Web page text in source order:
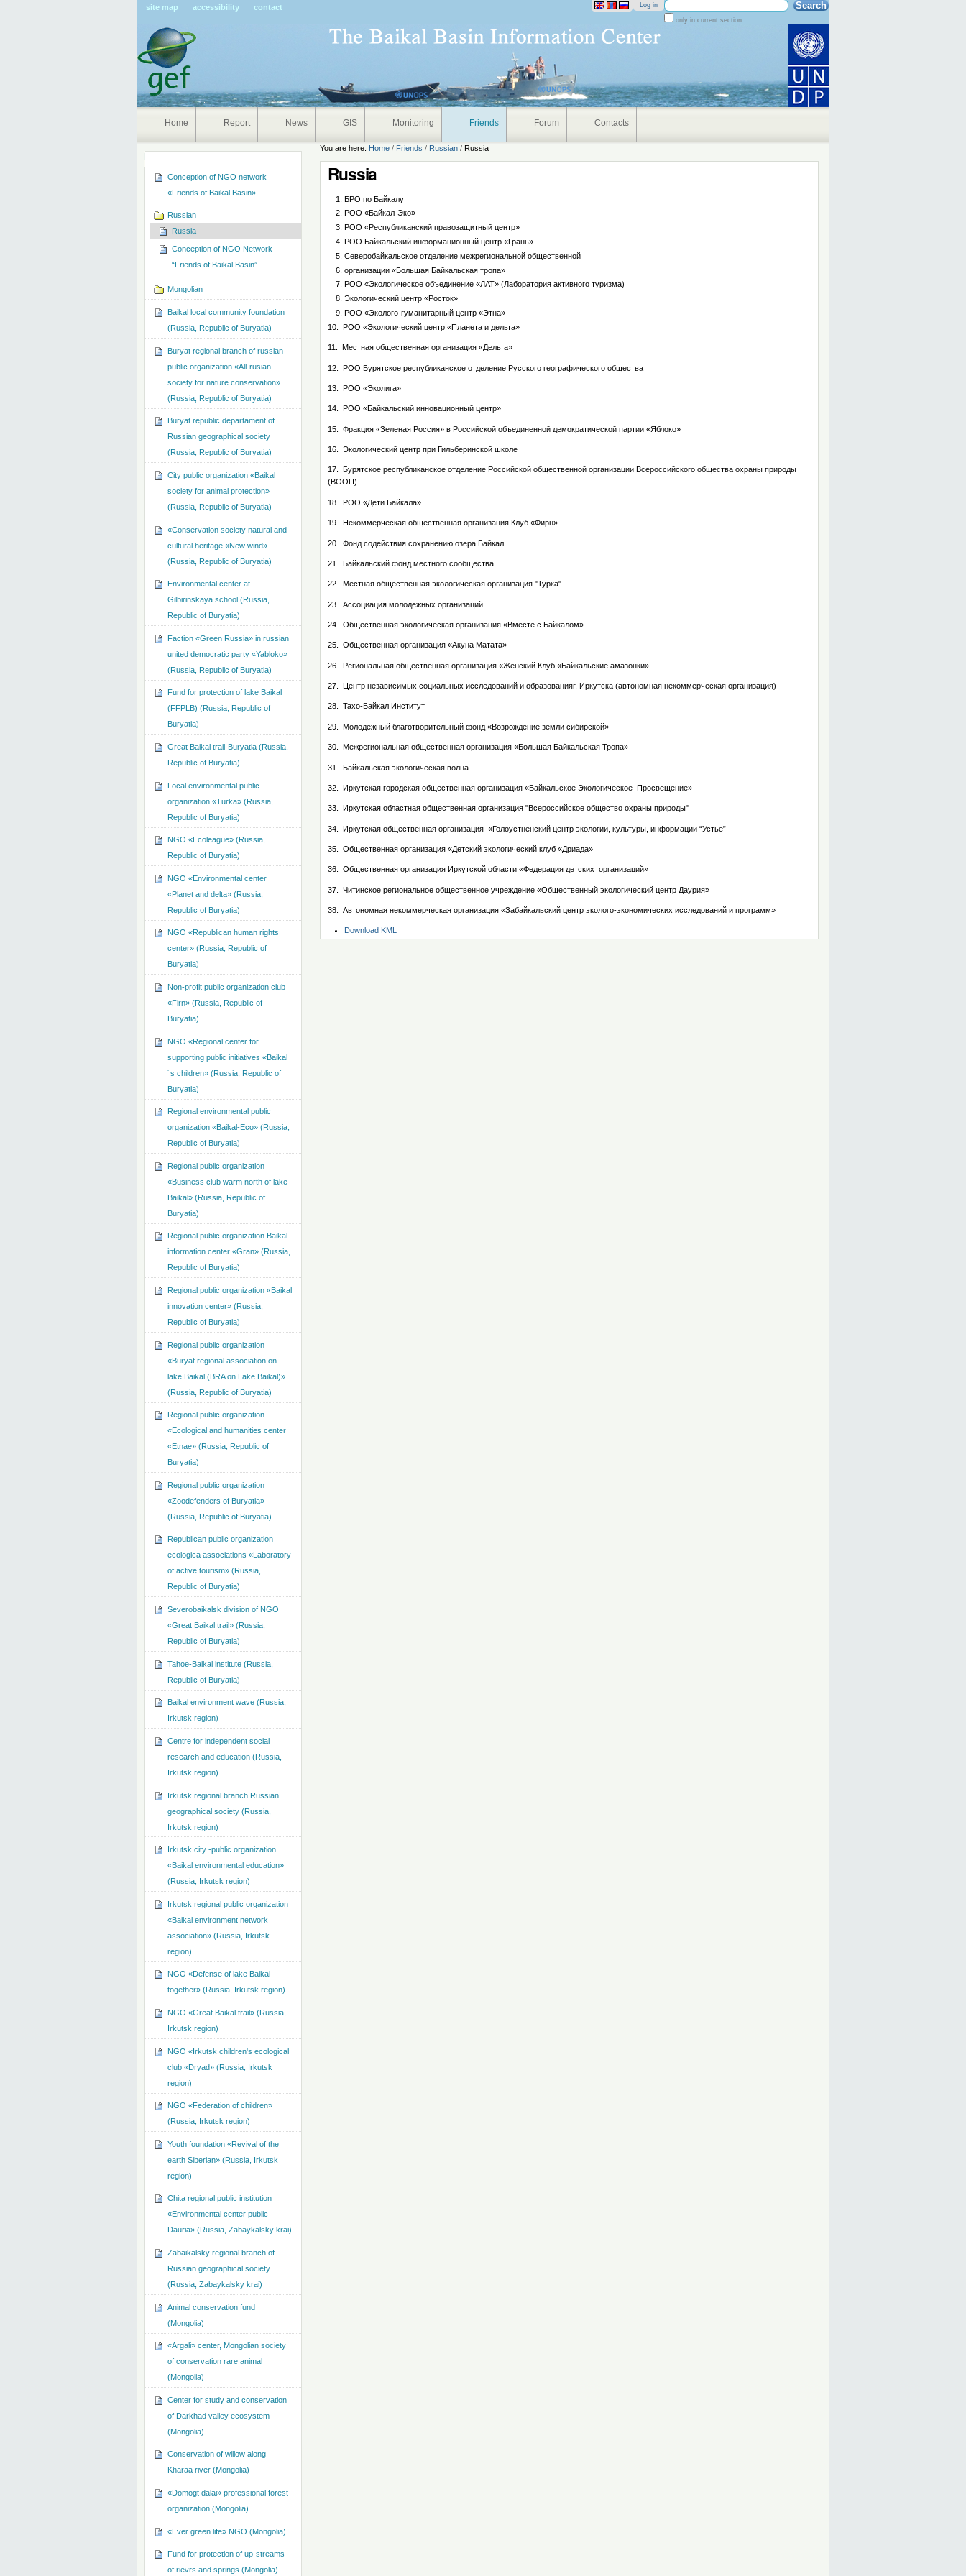
site map accessibility contact
Search Site
only in current section
Log in
Home Report News GIS Monitoring Friends Forum Contacts
You are here: Home / Friends / Russian /Russia
Russia
БРО по Байкалу
РОО «Байкал-Эко»
РОО «Республиканский правозащитный центр»
РОО Байкальский информационный центр «Грань»
Северобайкальское отделение межрегиональной общественной
организации «Большая Байкальская тропа»
РОО «Экологическое объединение «ЛАТ» (Лаборатория активного туризма)
Экологический центр «Росток»
РОО «Эколого-гуманитарный центр «Этна»
10. РОО «Экологический центр «Планета и дельта»
11. Местная общественная организация «Дельта»
12. РОО Бурятское республиканское отделение Русского географического общества
13. РОО «Эколига»
14. РОО «Байкальский инновационный центр»
15. Фракция «Зеленая Россия» в Российской объединенной демократической партии «Яблоко»
16. Экологический центр при Гильберинской школе
17. Бурятское республиканское отделение Российской общественной организации Всероссийского общества охраны природы
(ВООП)
18. РОО «Дети Байкала»
19. Некоммерческая общественная организация Клуб «Фирн»
20. Фонд содействия сохранению озера Байкал
21. Байкальский фонд местного сообщества
22. Местная общественная экологическая организация "Турка"
23. Ассоциация молодежных организаций
24. Общественная экологическая организация «Вместе с Байкалом»
25. Общественная организация «Акуна Матата»
26. Региональная общественная организация «Женский Клуб «Байкальские амазонки»
27. Центр независимых социальных исследований и образованияг. Иркутска (автономная некоммерческая организация)
28. Тахо-Байкал Институт
29. Молодежный благотворительный фонд «Возрождение земли сибирской»
30. Межрегиональная общественная организация «Большая Байкальская Тропа»
31. Байкальская экологическая волна
32. Иркутская городская общественная организация «Байкальское Экологическое Просвещение»
33. Иркутская областная общественная организация "Всероссийское общество охраны природы"
34. Иркутская общественная организация «Голоустненский центр экологии, культуры, информации “Устье”
35. Общественная организация «Детский экологический клуб «Дриада»
36. Общественная организация Иркутской области «Федерация детских организаций»
37. Читинское региональное общественное учреждение «Общественный экологический центр Даурия»
38. Автономная некоммерческая организация «Забайкальский центр эколого-экономических исследований и программ»
Document
Actions
Download KML
Conception of NGO network
«Friends of Baikal Basin»
Russian
Russia
Conception of NGO Network
“Friends of Baikal Basin”
Mongolian
Baikal local community foundation
(Russia, Republic of Buryatia)
Buryat regional branch of russian
public organization «All-rusian
society for nature conservation»
(Russia, Republic of Buryatia)
Buryat republic departament of
Russian geographical society
(Russia, Republic of Buryatia)
City public organization «Baikal
society for animal protection»
(Russia, Republic of Buryatia)
«Conservation society natural and
cultural heritage «New wind»
(Russia, Republic of Buryatia)
Environmental center at
Gilbirinskaya school (Russia,
Republic of Buryatia)
Faction «Green Russia» in russian
united democratic party «Yabloko»
(Russia, Republic of Buryatia)
Fund for protection of lake Baikal
(FFPLB) (Russia, Republic of
Buryatia)
Great Baikal trail-Buryatia (Russia,
Republic of Buryatia)
Local environmental public
organization «Turka» (Russia,
Republic of Buryatia)
NGO «Ecoleague» (Russia,
Republic of Buryatia)
NGO «Environmental center
«Planet and delta» (Russia,
Republic of Buryatia)
NGO «Republican human rights
center» (Russia, Republic of
Buryatia)
Non-profit public organization club
«Firn» (Russia, Republic of
Buryatia)
NGO «Regional center for
supporting public initiatives «Baikal
´s children» (Russia, Republic of
Buryatia)
Regional environmental public
organization «Baikal-Eco» (Russia,
Republic of Buryatia)
Regional public organization
«Business club warm north of lake
Baikal» (Russia, Republic of
Buryatia)
Regional public organization Baikal
information center «Gran» (Russia,
Republic of Buryatia)
Regional public organization «Baikal
innovation center» (Russia,
Republic of Buryatia)
Regional public organization
«Buryat regional association on
lake Baikal (BRA on Lake Baikal)»
(Russia, Republic of Buryatia)
Regional public organization
«Ecological and humanities center
«Etnae» (Russia, Republic of
Buryatia)
Regional public organization
«Zoodefenders of Buryatia»
(Russia, Republic of Buryatia)
Republican public organization
ecologica associations «Laboratory
of active tourism» (Russia,
Republic of Buryatia)
Severobaikalsk division of NGO
«Great Baikal trail» (Russia,
Republic of Buryatia)
Tahoe-Baikal institute (Russia,
Republic of Buryatia)
Baikal environment wave (Russia,
Irkutsk region)
Centre for independent social
research and education (Russia,
Irkutsk region)
Irkutsk regional branch Russian
geographical society (Russia,
Irkutsk region)
Irkutsk city -public organization
«Baikal environmental education»
(Russia, Irkutsk region)
Irkutsk regional public organization
«Baikal environment network
association» (Russia, Irkutsk
region)
NGO «Defense of lake Baikal
together» (Russia, Irkutsk region)
NGO «Great Baikal trail» (Russia,
Irkutsk region)
NGO «Irkutsk children's ecological
club «Dryad» (Russia, Irkutsk
region)
NGO «Federation of children»
(Russia, Irkutsk region)
Youth foundation «Revival of the
earth Siberian» (Russia, Irkutsk
region)
Chita regional public institution
«Environmental center public
Dauria» (Russia, Zabaykalsky krai)
Zabaikalsky regional branch of
Russian geographical society
(Russia, Zabaykalsky krai)
Animal conservation fund
(Mongolia)
«Argali» center, Mongolian society
of conservation rare animal
(Mongolia)
Center for study and conservation
of Darkhad valley ecosystem
(Mongolia)
Conservation of willow along
Kharaa river (Mongolia)
«Domogt dalai» professional forest
organization (Mongolia)
«Ever green life» NGO (Mongolia)
Fund for protection of up-streams
of rievrs and springs (Mongolia)